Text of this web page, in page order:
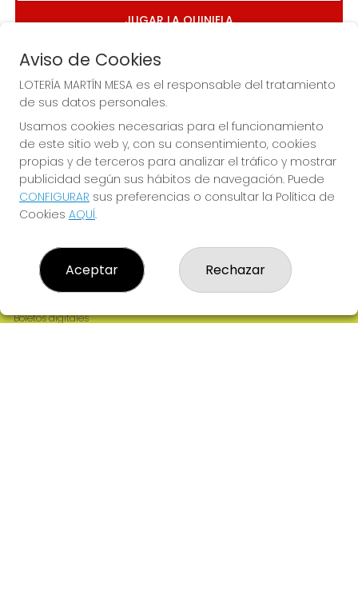
JUGAR LA QUINIELA
Imagen anterior
LOTERÍA MARTÍN MESA
Resultados
Contacto
Empresas
Boletos digitales
Aviso de Cookies
LOTERÍA MARTÍN MESA es el responsable del tratamiento
de sus datos personales.
Usamos cookies necesarias para el funcionamiento
de este sitio web y, con su consentimiento, cookies
propias y de terceros para analizar el tráfico y mostrar
publicidad según sus hábitos de navegación. Puede
CONFIGURAR sus preferencias o consultar la Política de
Cookies AQUÍ.
Aceptar Rechazar